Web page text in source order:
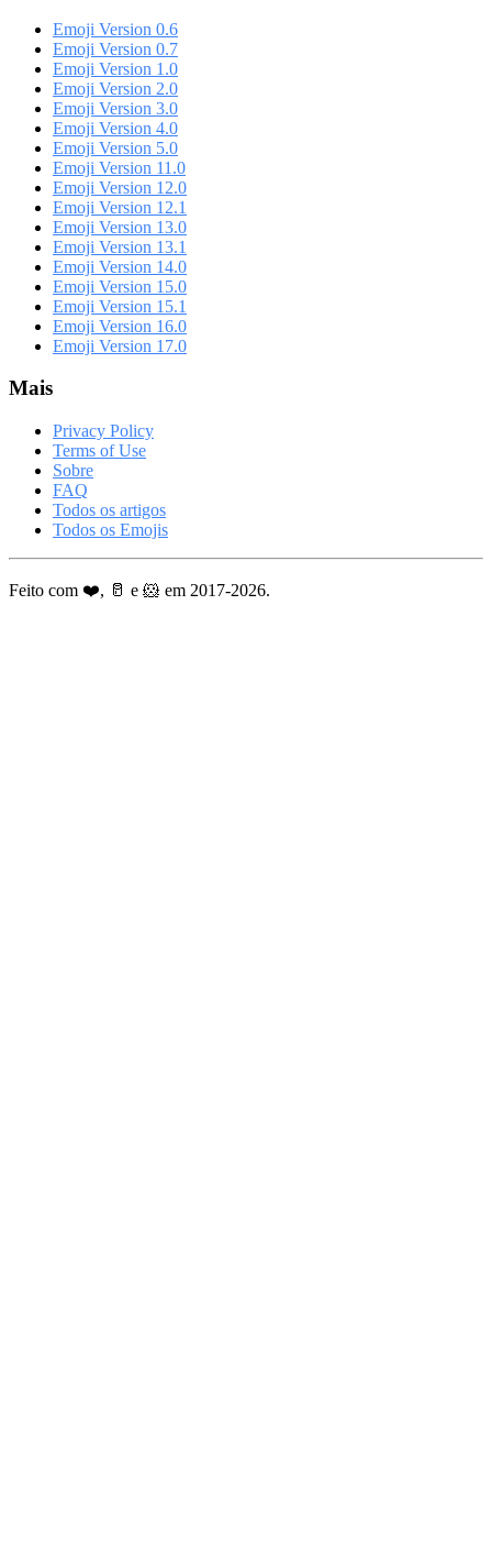
Emoji Version 0.6
Emoji Version 0.7
Emoji Version 1.0
Emoji Version 2.0
Emoji Version 3.0
Emoji Version 4.0
Emoji Version 5.0
Emoji Version 11.0
Emoji Version 12.0
Emoji Version 12.1
Emoji Version 13.0
Emoji Version 13.1
Emoji Version 14.0
Emoji Version 15.0
Emoji Version 15.1
Emoji Version 16.0
Emoji Version 17.0
Mais
Privacy Policy
Terms of Use
Sobre
FAQ
Todos os artigos
Todos os Emojis
Feito com ❤️, 🥛 e 🐹 em 2017-2026.